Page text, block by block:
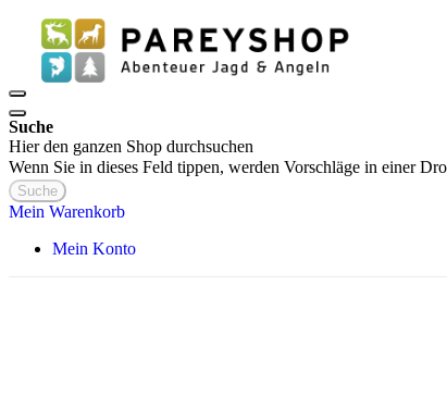
Suche
Hier den ganzen Shop durchsuchen
Wenn Sie in dieses Feld tippen, werden Vorschläge in einer
Suche
Mein Warenkorb
Mein Konto